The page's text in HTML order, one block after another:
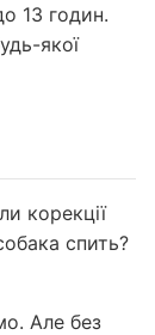
13 годин.
якої
корекції
спить?
Але без